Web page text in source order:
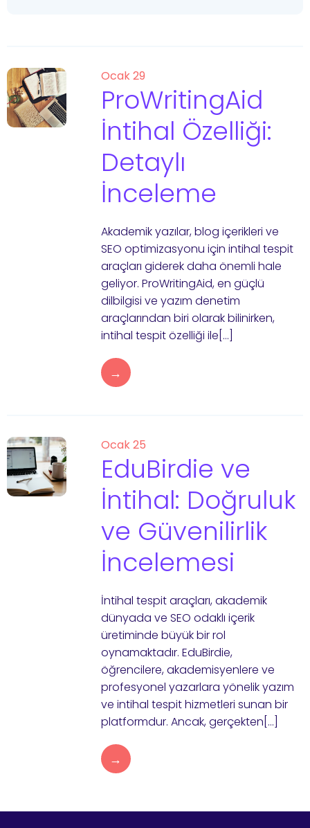
Ocak 29
ProWritingAid
İntihal Özelliği:
Detaylı
İnceleme
Akademik yazılar, blog içerikleri ve
SEO optimizasyonu için intihal tespit
araçları giderek daha önemli hale
geliyor. ProWritingAid, en güçlü
dilbilgisi ve yazım denetim
araçlarından biri olarak bilinirken,
intihal tespit özelliği ile[…]
→
Ocak 25
EduBirdie ve
İntihal: Doğruluk
ve Güvenilirlik
İncelemesi
İntihal tespit araçları, akademik
dünyada ve SEO odaklı içerik
üretiminde büyük bir rol
oynamaktadır. EduBirdie,
öğrencilere, akademisyenlere ve
profesyonel yazarlara yönelik yazım
ve intihal tespit hizmetleri sunan bir
platformdur. Ancak, gerçekten[…]
→